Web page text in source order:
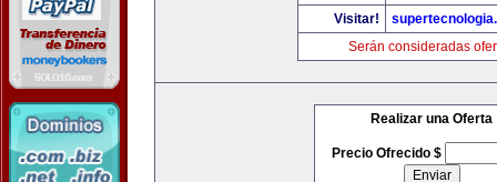
Visitar!
Serán consideradas
Realizar una Oferta
Precio Ofrecido $